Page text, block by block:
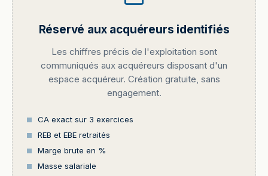
Réservé aux acquéreurs identifiés
Les chiffres précis de l'exploitation sont
communiqués aux acquéreurs disposant d'un
espace acquéreur. Création gratuite, sans
engagement.
CA exact sur 3 exercices
REB et EBE retraités
Marge brute en %
Masse salariale